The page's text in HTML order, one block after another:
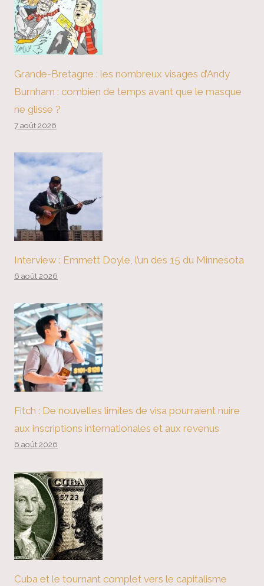
Grande-Bretagne : les nombreux visages d’Andy
Burnham : combien de temps avant que le masque
ne glisse ?
7 août 2026
Interview : Emmett Doyle, l’un des 15 du Minnesota
6 août 2026
Fitch : De nouvelles limites de visa pourraient nuire
aux inscriptions internationales et aux revenus
6 août 2026
Cuba et le tournant complet vers le capitalisme